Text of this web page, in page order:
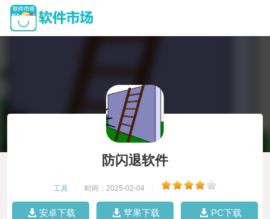
防闪退软件
工具 时间：2025-02-04
安卓下载 苹果下载 PC下载